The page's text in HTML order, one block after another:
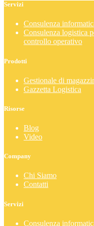
Servizi
Consulenza
Consulenza logistica
controllo operativo
Prodotti
Gestionale di
Gazzetta Logistica
Risorse
Blog
Video
Company
Chi Siamo
Contatti
Servizi
Consulenza